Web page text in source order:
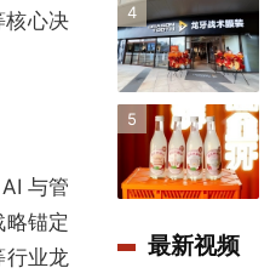
核心决
与管
锚定
行业龙
4
5
最新视频